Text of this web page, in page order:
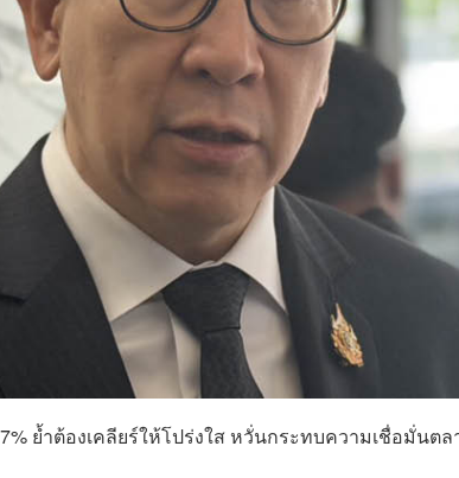
ย้ำต้องเคลียร์ให้โปร่งใส หวั่นกระทบความเชื่อมั่นตล